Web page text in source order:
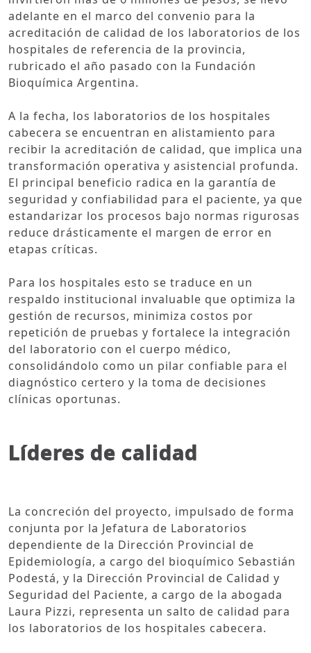
adelante en el marco del convenio para la
acreditación de calidad de los laboratorios de los
hospitales de referencia de la provincia,
rubricado el año pasado con la Fundación
Bioquímica Argentina.
A la fecha, los laboratorios de los hospitales
cabecera se encuentran en alistamiento para
recibir la acreditación de calidad, que implica una
transformación operativa y asistencial profunda.
El principal beneficio radica en la garantía de
seguridad y confiabilidad para el paciente, ya que
estandarizar los procesos bajo normas rigurosas
reduce drásticamente el margen de error en
etapas críticas.
Para los hospitales esto se traduce en un
respaldo institucional invaluable que optimiza la
gestión de recursos, minimiza costos por
repetición de pruebas y fortalece la integración
del laboratorio con el cuerpo médico,
consolidándolo como un pilar confiable para el
diagnóstico certero y la toma de decisiones
clínicas oportunas.
Líderes de calidad
La concreción del proyecto, impulsado de forma
conjunta por la Jefatura de Laboratorios
dependiente de la Dirección Provincial de
Epidemiología, a cargo del bioquímico Sebastián
Podestá, y la Dirección Provincial de Calidad y
Seguridad del Paciente, a cargo de la abogada
Laura Pizzi, representa un salto de calidad para
los laboratorios de los hospitales cabecera.